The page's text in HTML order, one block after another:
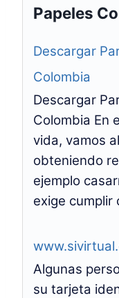
Papeles
Descargar
Colombia
Descargar
Colombia En
vida, vamos
obteniendo
ejemplo
exige cumplir
Algunas
su tarjeta